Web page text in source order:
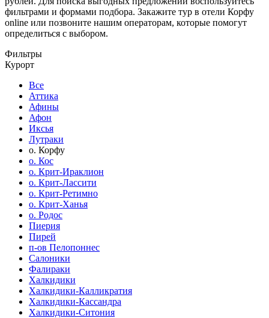
фильтрами и формами подбора. Закажите тур в отели Корфу
online или позвоните нашим операторам, которые помогут
определиться с выбором.
Фильтры
Курорт
Все
Аттика
Афины
Афон
Иксья
Лутраки
о. Корфу
о. Кос
о. Крит-Ираклион
о. Крит-Лассити
о. Крит-Ретимно
о. Крит-Ханья
о. Родос
Пиерия
Пирей
п-ов Пелопоннес
Салоники
Фалираки
Халкидики
Халкидики-Калликратия
Халкидики-Кассандра
Халкидики-Ситония